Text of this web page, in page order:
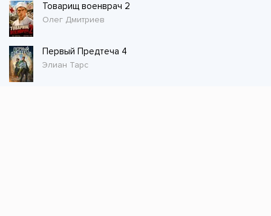
Товарищ военврач 2
Олег Дмитриев
Первый Предтеча 4
Элиан Тарс